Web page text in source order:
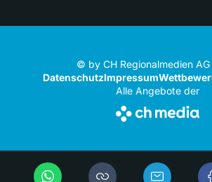
© by CH Regionalmedien
DatenschutzImpressum
Alle Angebote der